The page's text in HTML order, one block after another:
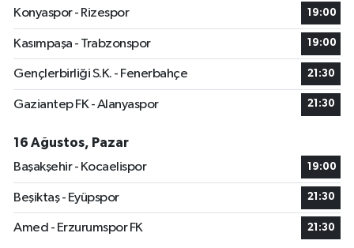
Konyaspor - Rizespor
19:00
Kasımpaşa - Trabzonspor 19:00
Gençlerbirliği S.K. - Fenerbahçe 21:30
Gaziantep FK - Alanyaspor 21:30
16 Ağustos, Pazar
Başakşehir - Kocaelispor
19:00
Beşiktaş - Eyüpspor 21:30
Amed - Erzurumspor FK 21:30